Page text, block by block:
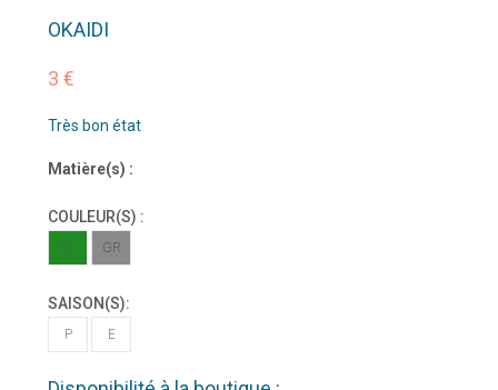
OKAIDI
3 €
Très bon état
Matière(s) :
COULEUR(S) :
VE GR
SAISON(S):
P E